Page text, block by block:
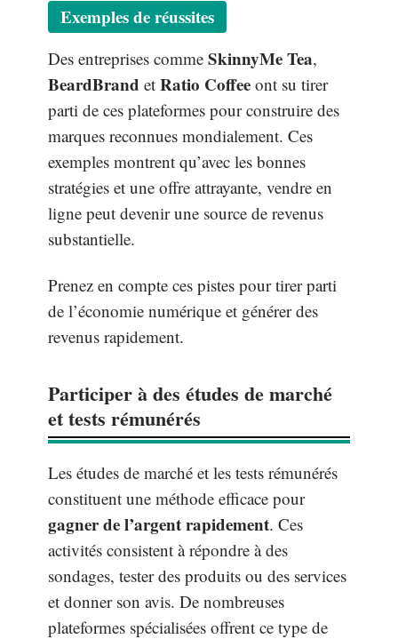
Exemples de réussites
Des entreprises comme SkinnyMe Tea,
BeardBrand et Ratio Coffee ont su tirer
parti de ces plateformes pour construire des
marques reconnues mondialement. Ces
exemples montrent qu’avec les bonnes
stratégies et une offre attrayante, vendre en
ligne peut devenir une source de revenus
substantielle.
Prenez en compte ces pistes pour tirer parti
de l’économie numérique et générer des
revenus rapidement.
Participer à des études de marché
et tests rémunérés
Les études de marché et les tests rémunérés
constituent une méthode efficace pour
gagner de l’argent rapidement. Ces
activités consistent à répondre à des
sondages, tester des produits ou des services
et donner son avis. De nombreuses
plateformes spécialisées offrent ce type de